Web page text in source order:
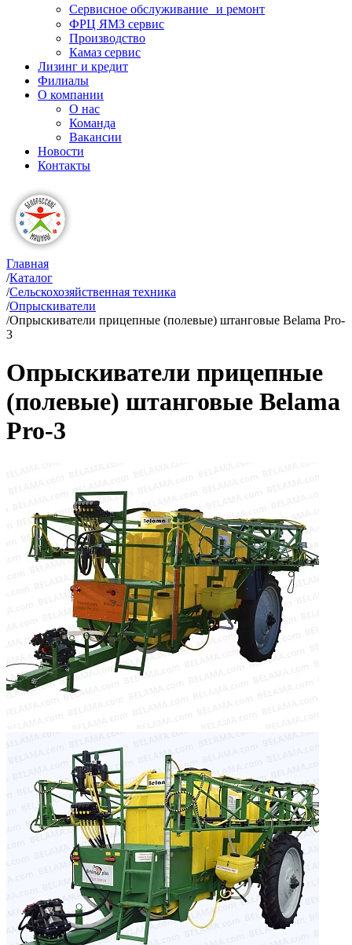
Сервисное обслуживание и ремонт
ФРЦ ЯМЗ сервис
Производство
Камаз сервис
Лизинг и кредит
Филиалы
О компании
О нас
Команда
Вакансии
Новости
Контакты
Главная
/Каталог
/Сельскохозяйственная техника
/Опрыскиватели
/Опрыскиватели прицепные (полевые) штанговые Belama Pro-
3
Опрыскиватели прицепные
(полевые) штанговые Belama
Pro-3